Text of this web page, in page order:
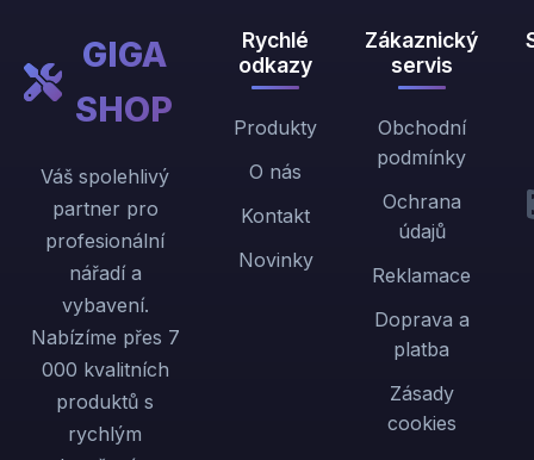
GIGA
SHOP
Váš spolehlivý
partner pro
profesionální
nářadí a
vybavení.
Nabízíme přes 7
000 kvalitních
produktů s
rychlým
Rychlé
odkazy
Produkty
O nás
Kontakt
Novinky
Zákaznický
servis
Obchodní
podmínky
Ochrana
údajů
Reklamace
Doprava a
platba
Zásady
cookies